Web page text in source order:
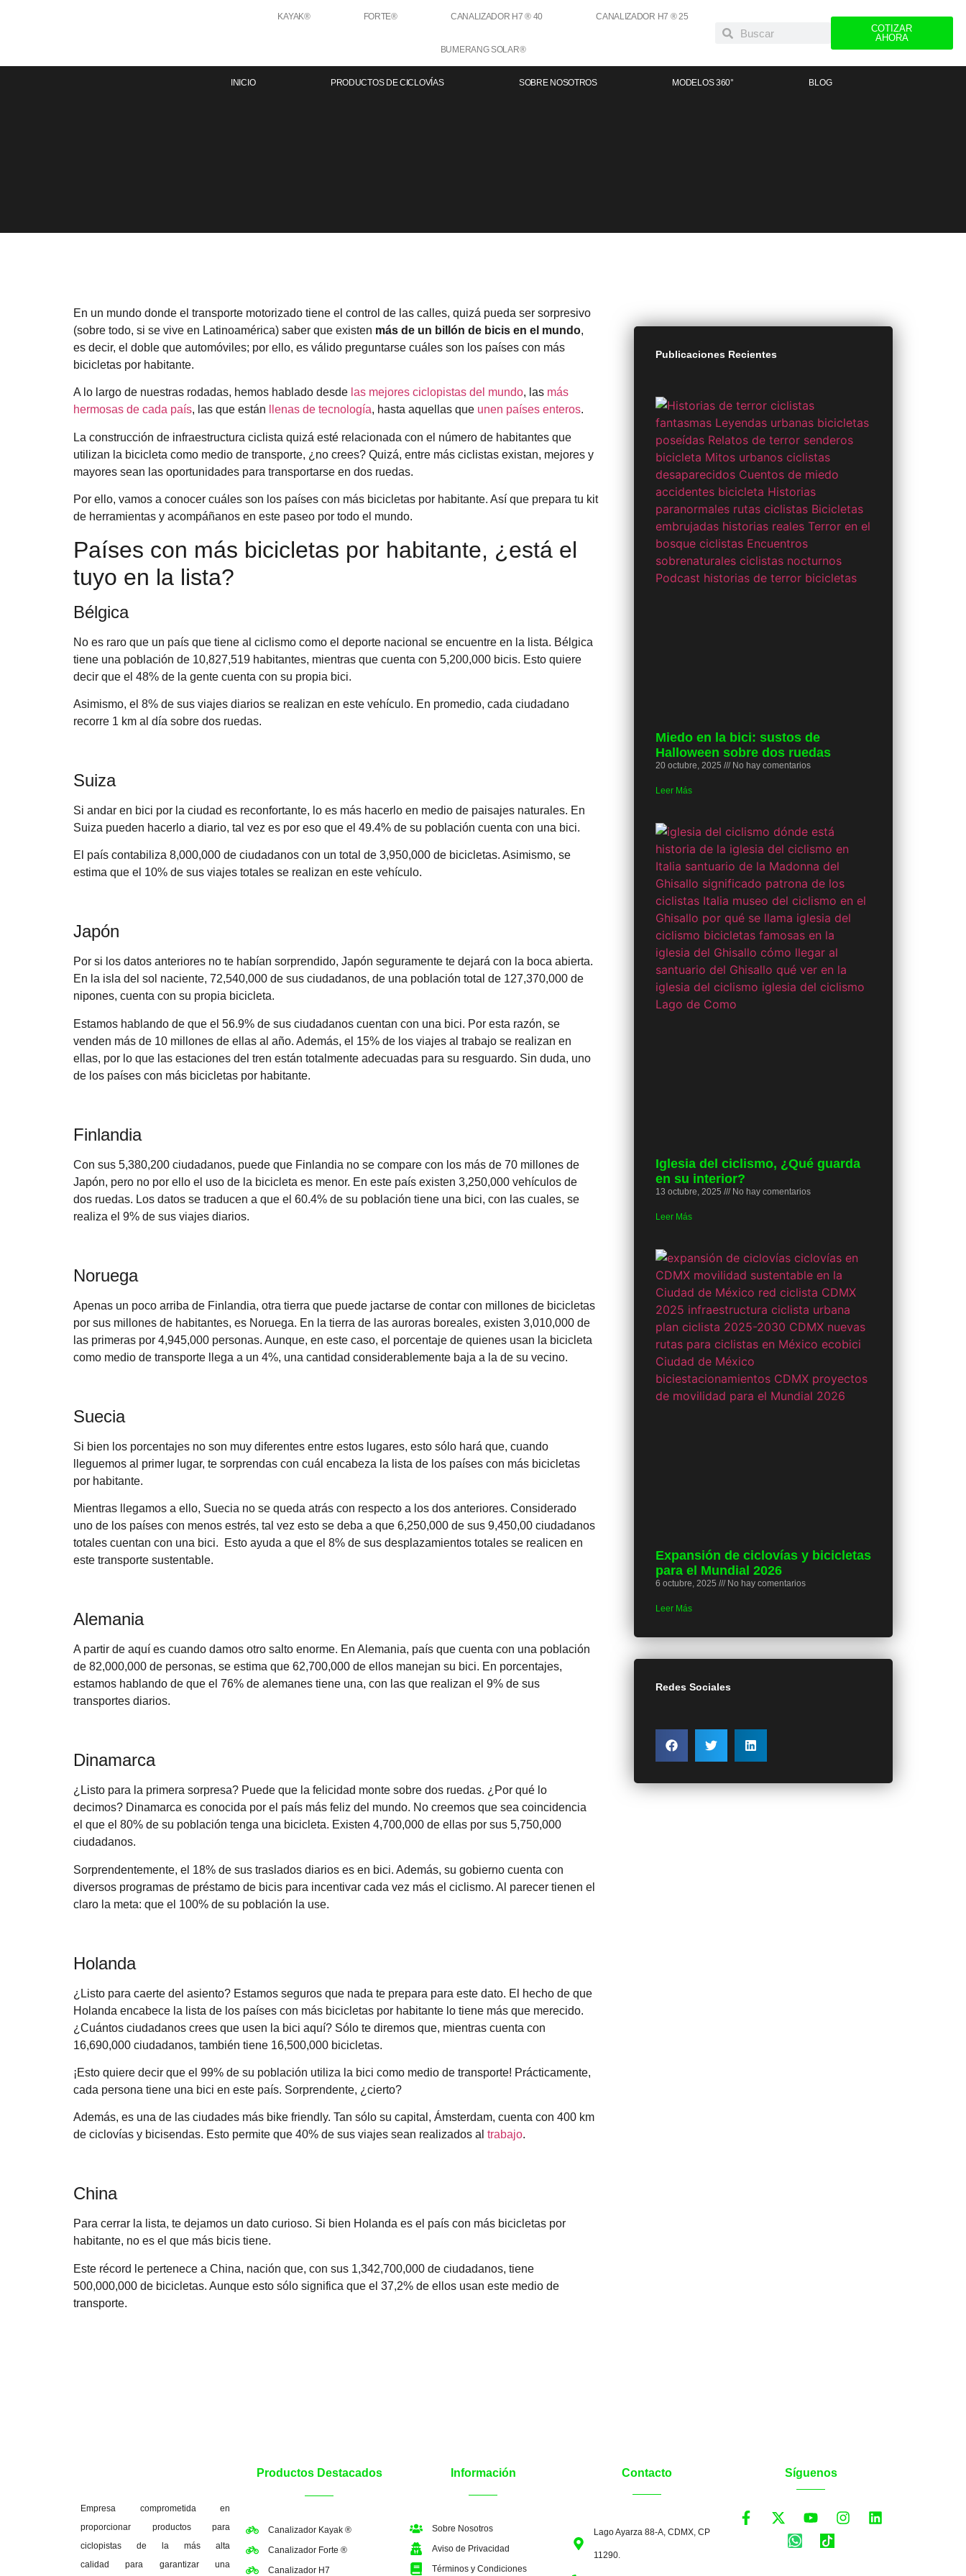
KAYAK® FORTE® CANALIZADOR H7 ® 40 CANALIZADOR H7 ® 25
BUMERANG SOLAR®
COTIZAR
AHORA
INICIO PRODUCTOS DE CICLOVÍAS SOBRE NOSOTROS MODELOS 360° BLOG
En un mundo donde el transporte motorizado tiene el control de las calles, quizá pueda ser sorpresivo
(sobre todo, si se vive en Latinoamérica) saber que existen más de un billón de bicis en el mundo,
es decir, el doble que automóviles; por ello, es válido preguntarse cuáles son los países con más
bicicletas por habitante.
A lo largo de nuestras rodadas, hemos hablado desde las mejores ciclopistas del mundo, las más
hermosas de cada país, las que están llenas de tecnología, hasta aquellas que unen países enteros.
La construcción de infraestructura ciclista quizá esté relacionada con el número de habitantes que
utilizan la bicicleta como medio de transporte, ¿no crees? Quizá, entre más ciclistas existan, mejores y
mayores sean las oportunidades para transportarse en dos ruedas.
Por ello, vamos a conocer cuáles son los países con más bicicletas por habitante. Así que prepara tu kit
de herramientas y acompáñanos en este paseo por todo el mundo.
Países con más bicicletas por habitante, ¿está el
tuyo en la lista?
Bélgica
No es raro que un país que tiene al ciclismo como el deporte nacional se encuentre en la lista. Bélgica
tiene una población de 10,827,519 habitantes, mientras que cuenta con 5,200,000 bicis. Esto quiere
decir que el 48% de la gente cuenta con su propia bici.
Asimismo, el 8% de sus viajes diarios se realizan en este vehículo. En promedio, cada ciudadano
recorre 1 km al día sobre dos ruedas.
Suiza
Si andar en bici por la ciudad es reconfortante, lo es más hacerlo en medio de paisajes naturales. En
Suiza pueden hacerlo a diario, tal vez es por eso que el 49.4% de su población cuenta con una bici.
El país contabiliza 8,000,000 de ciudadanos con un total de 3,950,000 de bicicletas. Asimismo, se
estima que el 10% de sus viajes totales se realizan en este vehículo.
Japón
Por si los datos anteriores no te habían sorprendido, Japón seguramente te dejará con la boca abierta.
En la isla del sol naciente, 72,540,000 de sus ciudadanos, de una población total de 127,370,000 de
nipones, cuenta con su propia bicicleta.
Estamos hablando de que el 56.9% de sus ciudadanos cuentan con una bici. Por esta razón, se
venden más de 10 millones de ellas al año. Además, el 15% de los viajes al trabajo se realizan en
ellas, por lo que las estaciones del tren están totalmente adecuadas para su resguardo. Sin duda, uno
de los países con más bicicletas por habitante.
Finlandia
Con sus 5,380,200 ciudadanos, puede que Finlandia no se compare con los más de 70 millones de
Japón, pero no por ello el uso de la bicicleta es menor. En este país existen 3,250,000 vehículos de
dos ruedas. Los datos se traducen a que el 60.4% de su población tiene una bici, con las cuales, se
realiza el 9% de sus viajes diarios.
Noruega
Apenas un poco arriba de Finlandia, otra tierra que puede jactarse de contar con millones de bicicletas
por sus millones de habitantes, es Noruega. En la tierra de las auroras boreales, existen 3,010,000 de
las primeras por 4,945,000 personas. Aunque, en este caso, el porcentaje de quienes usan la bicicleta
como medio de transporte llega a un 4%, una cantidad considerablemente baja a la de su vecino.
Suecia
Si bien los porcentajes no son muy diferentes entre estos lugares, esto sólo hará que, cuando
lleguemos al primer lugar, te sorprendas con cuál encabeza la lista de los países con más bicicletas
por habitante.
Mientras llegamos a ello, Suecia no se queda atrás con respecto a los dos anteriores. Considerado
uno de los países con menos estrés, tal vez esto se deba a que 6,250,000 de sus 9,450,00 ciudadanos
totales cuentan con una bici. Esto ayuda a que el 8% de sus desplazamientos totales se realicen en
este transporte sustentable.
Alemania
A partir de aquí es cuando damos otro salto enorme. En Alemania, país que cuenta con una población
de 82,000,000 de personas, se estima que 62,700,000 de ellos manejan su bici. En porcentajes,
estamos hablando de que el 76% de alemanes tiene una, con las que realizan el 9% de sus
transportes diarios.
Dinamarca
¿Listo para la primera sorpresa? Puede que la felicidad monte sobre dos ruedas. ¿Por qué lo
decimos? Dinamarca es conocida por el país más feliz del mundo. No creemos que sea coincidencia
el que el 80% de su población tenga una bicicleta. Existen 4,700,000 de ellas por sus 5,750,000
ciudadanos.
Sorprendentemente, el 18% de sus traslados diarios es en bici. Además, su gobierno cuenta con
diversos programas de préstamo de bicis para incentivar cada vez más el ciclismo. Al parecer tienen el
claro la meta: que el 100% de su población la use.
Holanda
¿Listo para caerte del asiento? Estamos seguros que nada te prepara para este dato. El hecho de que
Holanda encabece la lista de los países con más bicicletas por habitante lo tiene más que merecido.
¿Cuántos ciudadanos crees que usen la bici aquí? Sólo te diremos que, mientras cuenta con
16,690,000 ciudadanos, también tiene 16,500,000 bicicletas.
¡Esto quiere decir que el 99% de su población utiliza la bici como medio de transporte! Prácticamente,
cada persona tiene una bici en este país. Sorprendente, ¿cierto?
Además, es una de las ciudades más bike friendly. Tan sólo su capital, Ámsterdam, cuenta con 400 km
de ciclovías y bicisendas. Esto permite que 40% de sus viajes sean realizados al trabajo.
China
Para cerrar la lista, te dejamos un dato curioso. Si bien Holanda es el país con más bicicletas por
habitante, no es el que más bicis tiene.
Este récord le pertenece a China, nación que, con sus 1,342,700,000 de ciudadanos, tiene
500,000,000 de bicicletas. Aunque esto sólo significa que el 37,2% de ellos usan este medio de
transporte.
Publicaciones Recientes
Miedo en la bici: sustos de
Halloween sobre dos ruedas
20 octubre, 2025 No hay comentarios
Leer Más
Iglesia del ciclismo, ¿Qué guarda
en su interior?
13 octubre, 2025 No hay comentarios
Leer Más
Expansión de ciclovías y bicicletas
para el Mundial 2026
6 octubre, 2025 No hay comentarios
Leer Más
Redes Sociales
Empresa comprometida en
proporcionar productos para
ciclopistas de la más alta
calidad para garantizar una
Productos Destacados
Canalizador Kayak ®
Canalizador Forte ®
Canalizador H7
Información
Sobre Nosotros
Aviso de Privacidad
Términos y Condiciones
Contacto
Lago Ayarza 88-A, CDMX, CP
11290.
Síguenos